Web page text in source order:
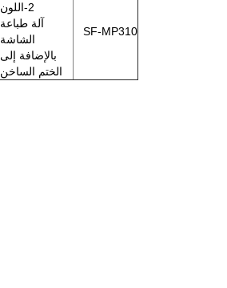
SF-MP310
2-اللون
آلة طباعة
الشاشة
بالإضافة إلى
الختم الساخن